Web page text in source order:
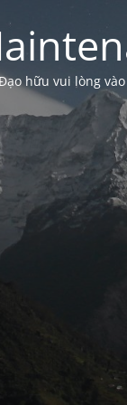
hữu vui lòng